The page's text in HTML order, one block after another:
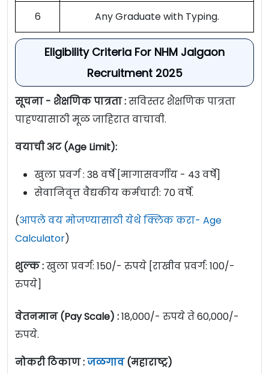
6 Any Graduate with Typing.
Eligibility Criteria For NHM Jalgaon
Recruitment 2025
सूचना - शैक्षणिक पात्रता :सविस्तर शैक्षणिक पात्रता
पाहण्यासाठी मूळ जाहिरात वाचावी.
वयाची अट (Age Limit):
खुला प्रवर्ग : 38 वर्षे [मागासवर्गीय - 43 वर्षे]
सेवानिवृत्त वैद्यकीय कर्मचारी: 70 वर्षे.
(आपले वय मोजण्यासाठी येथे क्लिक करा- Age
Calculator)
शुल्क :खुला प्रवर्ग: 150/- रुपये [राखीव प्रवर्ग: 100/-
रुपये]
वेतनमान (Pay Scale) :18,000/- रुपये ते 60,000/-
रुपये.
नोकरी ठिकाण :जळगाव(महाराष्ट्र)